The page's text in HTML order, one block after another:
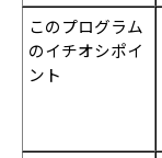
このプログラム
のイチオシポイ
ント